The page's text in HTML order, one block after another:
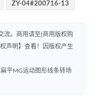
ZY-04#200716-13
流。商用请至[商用版权购
声明】查看！因版权产生
平MG运动图形线条转场